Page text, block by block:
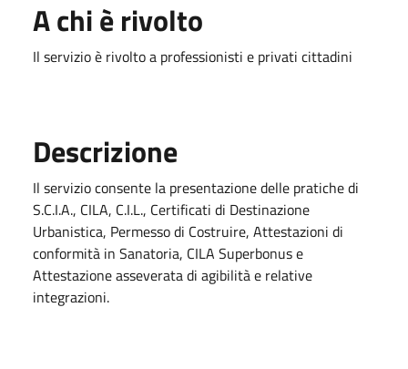
A chi è rivolto
Il servizio è rivolto a professionisti e privati cittadini
Descrizione
Il servizio consente la presentazione delle pratiche di
S.C.I.A., CILA, C.I.L., Certificati di Destinazione
Urbanistica, Permesso di Costruire, Attestazioni di
conformità in Sanatoria, CILA Superbonus e
Attestazione asseverata di agibilità e relative
integrazioni.